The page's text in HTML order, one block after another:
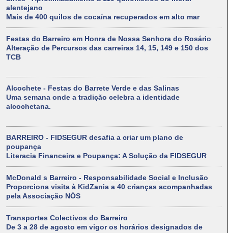
alentejano
Mais de 400 quilos de cocaína recuperados em alto mar
Festas do Barreiro em Honra de Nossa Senhora do Rosário
Alteração de Percursos das carreiras 14, 15, 149 e 150 dos
TCB
Alcochete - Festas do Barrete Verde e das Salinas
Uma semana onde a tradição celebra a identidade
alcochetana.
BARREIRO - FIDSEGUR desafia a criar um plano de
poupança
Literacia Financeira e Poupança: A Solução da FIDSEGUR
McDonald s Barreiro - Responsabilidade Social e Inclusão
Proporciona visita à KidZania a 40 crianças acompanhadas
pela Associação NÓS
Transportes Colectivos do Barreiro
De 3 a 28 de agosto em vigor os horários designados de